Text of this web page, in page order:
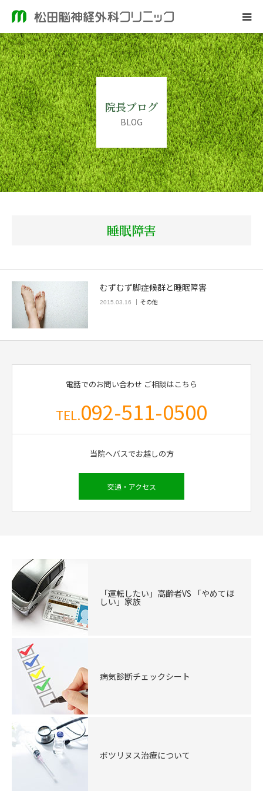
院長ブログ
BLOG
睡眠障害
むずむず脚症候群と睡眠障害
2015.03.16 その他
電話でのお問い合わせ ご相談はこちら
TEL.092-511-0500
当院へバスでお越しの方
交通・アクセス
「運転したい」高齢者VS 「やめてほ
しい」家族
病気診断チェックシート
ボツリヌス治療について
ホーム
当院のご案内
脳神経外科
皮膚科
院長ブログ